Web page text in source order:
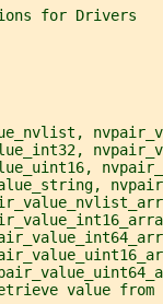
for Drivers
value from